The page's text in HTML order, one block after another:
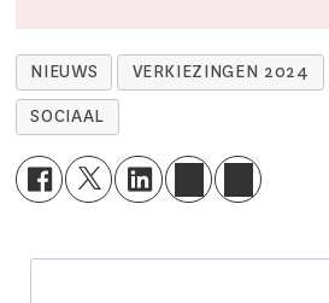
NIEUWS VERKIEZINGEN 2024
SOCIAAL